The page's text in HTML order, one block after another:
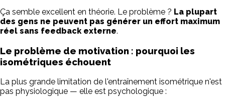
Ça semble excellent en théorie. Le problème ? La plupart
des gens ne peuvent pas générer un effort maximum
réel sans feedback externe.
Le problème de motivation : pourquoi les
isométriques échouent
La plus grande limitation de l'entraînement isométrique n'est
pas physiologique — elle est psychologique :